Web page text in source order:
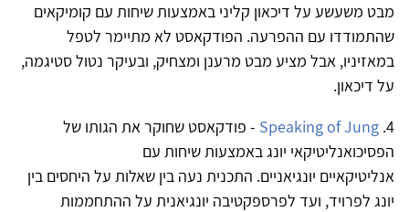
מבט משעשע על דיכאון קליני באמצעות שיחות עם קומיקאים
שהתמודדו עם ההפרעה. הפודקאסט לא מתיימר לטפל
במאזיניו, אבל מציע מבט מרענן ומצחיק, ובעיקר נטול סטיגמה,
על דיכאון.
4.
Speaking of Jung - פודקאסט שחוקר את הגותו של
הפסיכואנליטיקאי יונג באמצעות שיחות עם
אנליטיקאיים יונגיאניים. התכנית נעה בין שאלות על היחסים בין
יונג לפרויד, ועד לפרספקטיבה יונגיאנית על ההתחממות